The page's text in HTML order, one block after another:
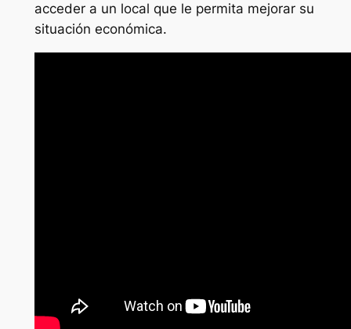
acceder a un local que le permita mejorar su
situación económica.